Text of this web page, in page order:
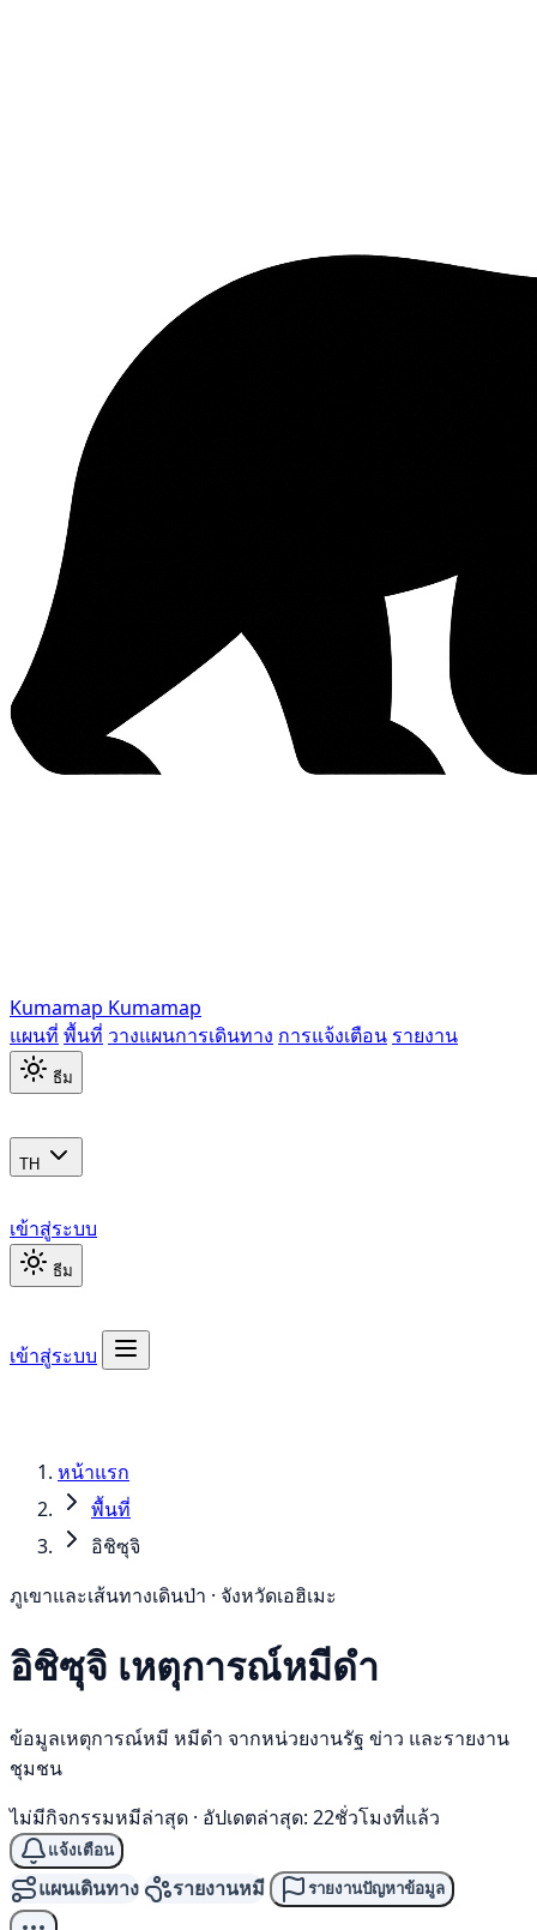
Kumamap Kumamap
แผนที่ พื้นที่ วางแผนการเดินทาง การแจ้งเตือน รายงาน
ธีม
TH
เข้าสู่ระบบ
ธีม
เข้าสู่ระบบ
หน้าแรก
พื้นที่
อิชิซุจิ
ภูเขาและเส้นทางเดินป่า · จังหวัดเอฮิเมะ
อิชิซุจิ เหตุการณ์หมีดำ
ข้อมูลเหตุการณ์หมี หมีดำ จากหน่วยงานรัฐ ข่าว และรายงาน
ชุมชน
ไม่มีกิจกรรมหมีล่าสุด · อัปเดตล่าสุด: 22ชั่วโมงที่แล้ว
แจ้งเตือน
แผนเดินทาง รายงานหมี รายงานปัญหาข้อมูล